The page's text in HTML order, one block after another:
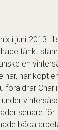
i juni 2013
tänkt
en
här, har köpt
föräldrar
senare för
båda